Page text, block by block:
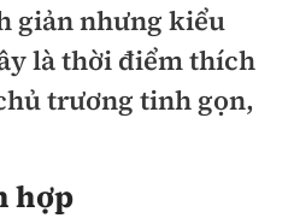
giản nhưng kiểu
là thời điểm thích
trương tinh gọn,
hợp